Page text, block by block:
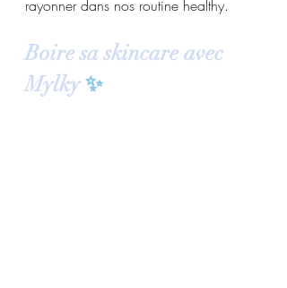
rayonner dans nos routine healthy.
Boire sa skincare avec
Mylky ✨